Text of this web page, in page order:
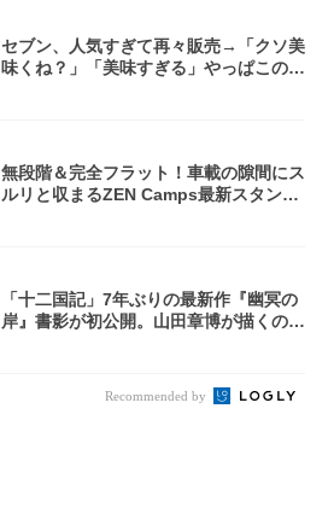
セブン、人気すぎて再々販売→「クソ美
味くね？」「美味すぎる」やっぱこのク
無段階＆完全フラット！車載の隙間にス
ルリと収まるZEN Camps最新スタンド
「十二国記」7年ぶりの最新作『幽冥の
岸』書影が初公開。山田章博が描くのは
Recommended by